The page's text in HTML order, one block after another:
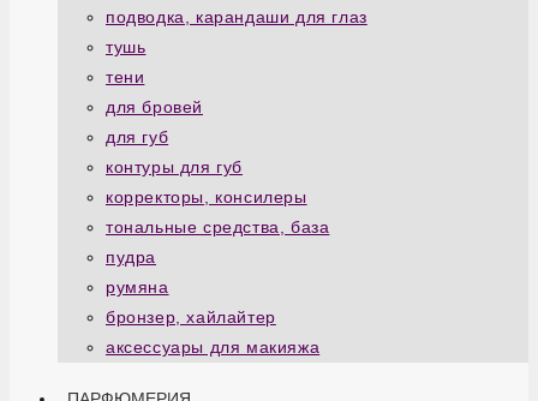
подводка, карандаши для глаз
тушь
тени
для бровей
для губ
контуры для губ
корректоры, консилеры
тональные средства, база
пудра
румяна
бронзер, хайлайтер
аксессуары для макияжа